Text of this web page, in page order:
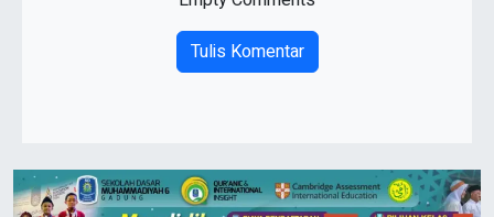
Tulis Komentar